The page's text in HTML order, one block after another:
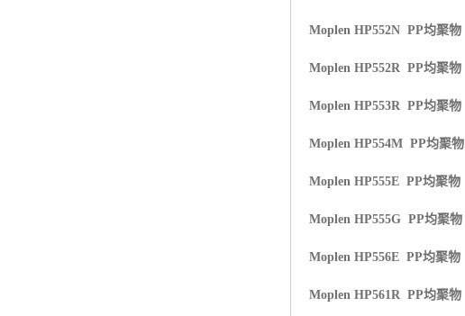
Moplen HP552N PP均聚物
Moplen HP552R PP均聚物
Moplen HP553R PP均聚物
Moplen HP554M PP均聚物
Moplen HP555E PP均聚物
Moplen HP555G PP均聚物
Moplen HP556E PP均聚物
Moplen HP561R PP均聚物